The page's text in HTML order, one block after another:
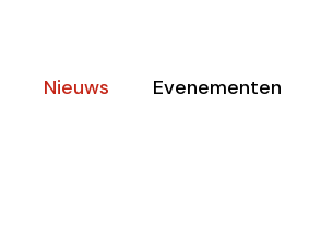
Nieuws Evenementen